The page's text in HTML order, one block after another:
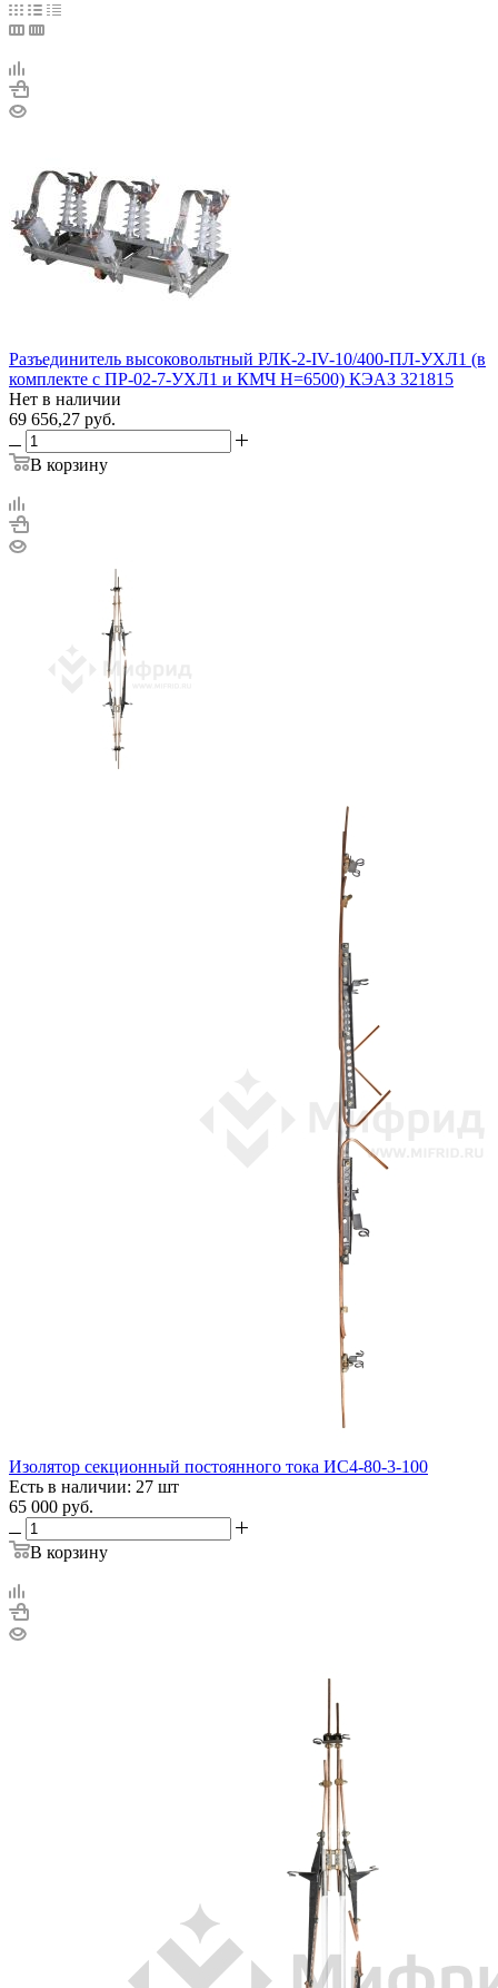
Разъединитель высоковольтный РЛК-2-IV-10/400-ПЛ-УХЛ1 (в
комплекте с ПР-02-7-УХЛ1 и КМЧ H=6500) КЭАЗ 321815
Нет в наличии
69 656,27 руб.
В корзину
Изолятор секционный постоянного тока ИС4-80-3-100
Есть в наличии: 27 шт
65 000 руб.
В корзину